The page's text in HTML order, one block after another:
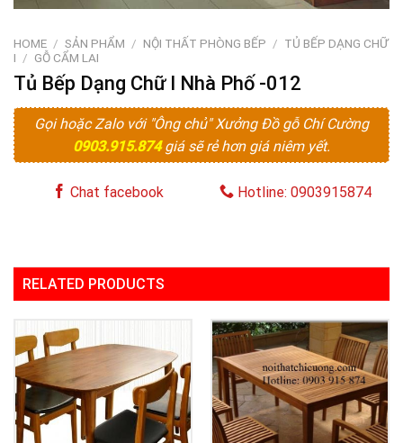
HOME / SẢN PHẨM / NỘI THẤT PHÒNG BẾP / TỦ BẾP DẠNG CHỮ
I / GỖ CẨM LAI
Tủ Bếp Dạng Chữ I Nhà Phố -012
Gọi hoặc Zalo với "Ông chủ" Xưởng Đồ gỗ Chí Cường
0903.915.874giá sẽ rẻ hơn giá niêm yết.
Chat facebook Hotline: 0903915874
RELATED PRODUCTS